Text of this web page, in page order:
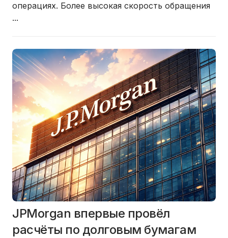
операциях. Более высокая скорость обращения
...
JPMorgan впервые провёл
расчёты по долговым бумагам